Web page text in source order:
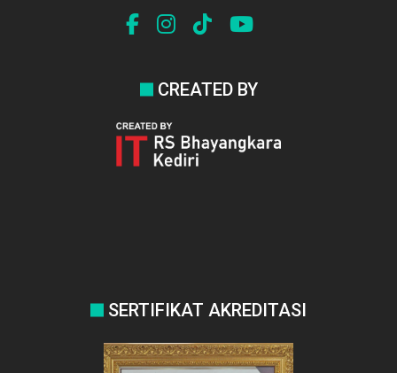
CREATED BY
SERTIFIKAT AKREDITASI